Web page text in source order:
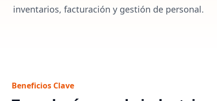
inventarios, facturación y gestión de personal.
Beneficios Clave